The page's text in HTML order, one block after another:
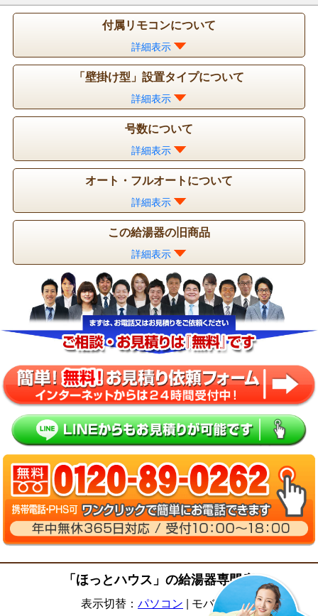
付属リモコンについて
詳細表示
「壁掛け型」設置タイプについて
詳細表示
号数について
詳細表示
オート・フルオートについて
詳細表示
この給湯器の旧商品
詳細表示
「ほっとハウス」の給湯器専門店
表示切替： パソコン | モバイル